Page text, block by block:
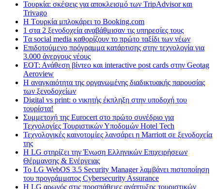
Τουρκία: σκέψεις για αποκλεισμό των TripAdvisor και
Trivago
H Tουρκία μπλοκάρει το Booking.com
1 στα 2 ξενοδοχεία αναβάθμισαν τις υπηρεσίες τους
Tα social media καθορίζουν το πρώτο ταξίδι των νέων
Επιδοτούμενο πρόγραμμα κατάρτισης στην τεχνολογία για
3.000 άνεργους νέους
ΕΟΤ: Ανάθεση βίντεο και interactive post cards στην Geotag
Aeroview
Η αναγκαιότητα της οργανωμένης διαδικτυακής παρουσίας
των ξενοδοχείων
Digital vs print: ο νικητής έκπληξη στην υποδοχή του
τουρίστα!
Συμμετοχή της Eurocert στο πρώτο συνέδριο για
Τεχνολογίες Τουριστικών Υποδομών Hotel Tech
Τεχνολογικές καινοτομίες λανσάρει η Marriott σε ξενοδοχεία
της
H LG στηρίζει την Ένωση Ελληνικών Επιχειρήσεων
Θέρμανσης & Ενέργειας
Το LG WebOS 3.5 Security Manager λαμβάνει πιστοποίηση
του προγράμματος Cybersecurity Assurance
Η LG αρωγός στις προσπάθειες ανάπτυξης τουριστικών